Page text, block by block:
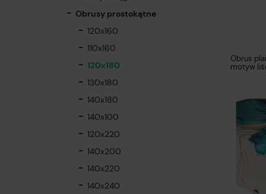
Obrusy prostokątne
120x160
110x160
120x180
130x180
140x180
140x100
120x220
140x200
140x220
140x240
Obrus
motyw